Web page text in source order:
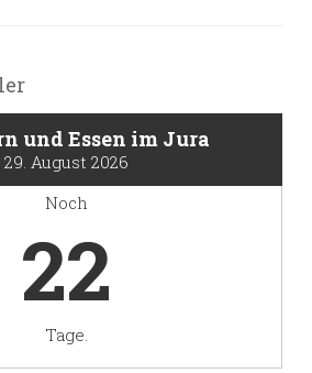
und Essen im Jura
29. August 2026
Noch
22
Tage.